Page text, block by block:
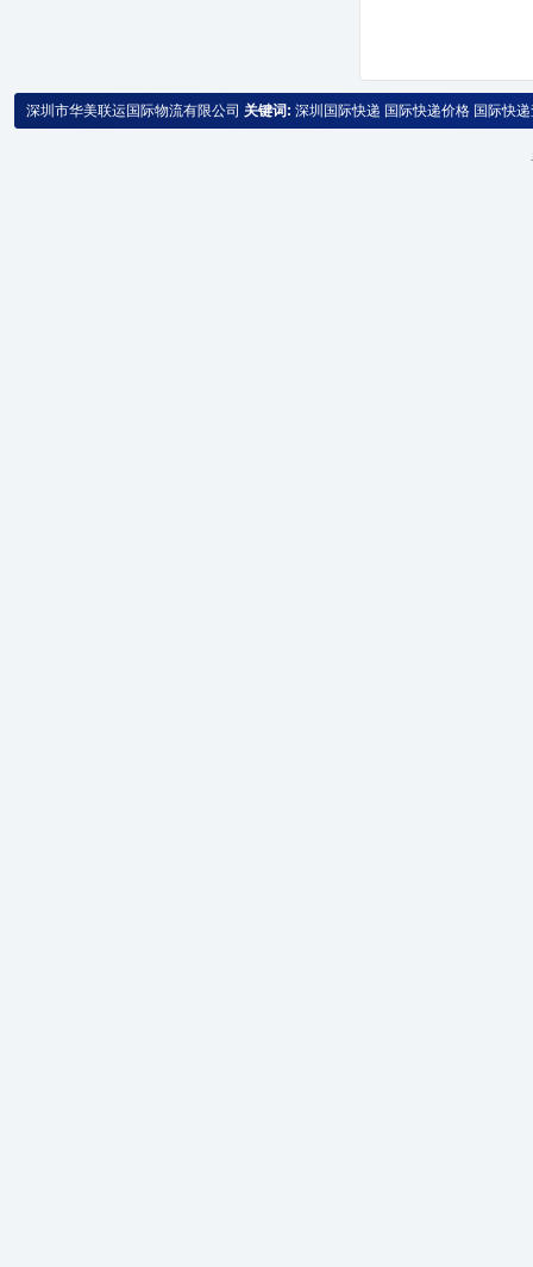
深圳市华美联运国际物流有限公司 关键词: 深圳国际快递 国际快递价格 国际快